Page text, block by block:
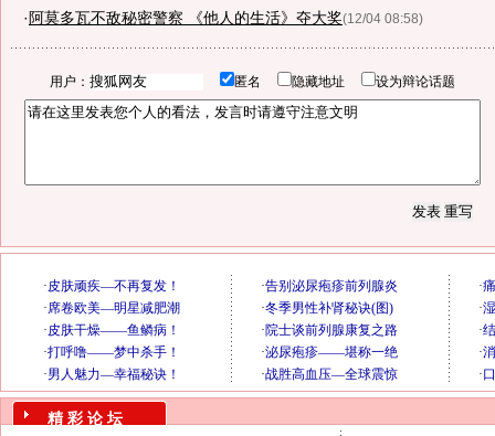
· 阿莫多瓦不敌秘密警察 《他人的生活》夺大奖(12/04 08:58)
用户： 匿名 隐藏地址 设为辩论话题
精 彩 论 坛